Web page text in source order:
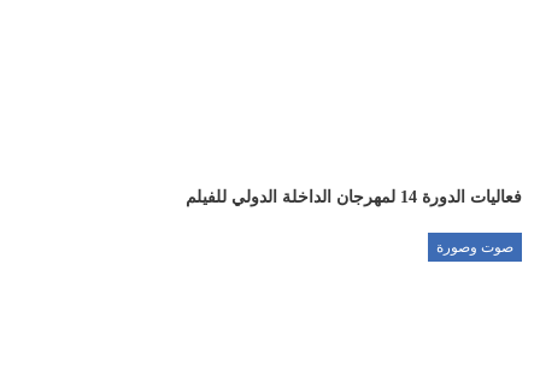
فعاليات الدورة 14 لمهرجان الداخلة الدولي للفيلم
صوت وصورة